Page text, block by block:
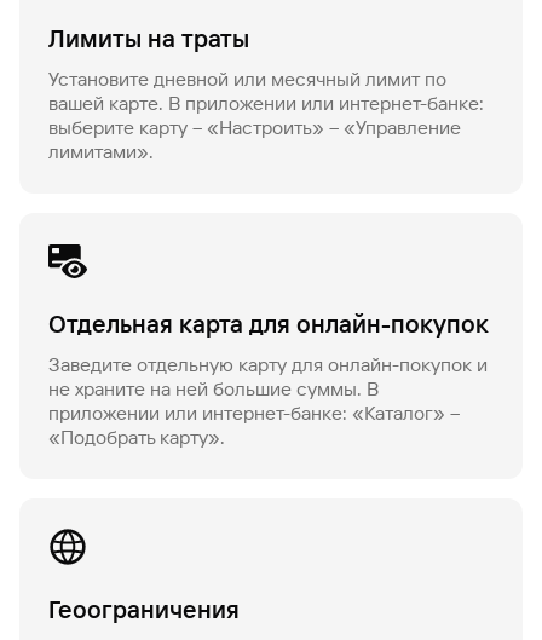
Лимиты на траты
Установите дневной или месячный лимит по
вашей карте. В приложении или интернет-банке:
выберите карту – «Настроить» – «Управление
лимитами».
Отдельная карта для онлайн-покупок
Заведите отдельную карту для онлайн-покупок и
не храните на ней большие суммы. В
приложении или интернет-банке: «Каталог» –
«Подобрать карту».
Геоограничения